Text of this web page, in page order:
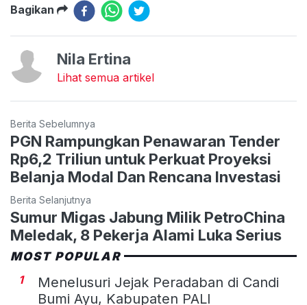
Bagikan
Nila Ertina
Lihat semua artikel
Berita Sebelumnya
PGN Rampungkan Penawaran Tender
Rp6,2 Triliun untuk Perkuat Proyeksi
Belanja Modal Dan Rencana Investasi
Berita Selanjutnya
Sumur Migas Jabung Milik PetroChina
Meledak, 8 Pekerja Alami Luka Serius
MOST POPULAR
1
Menelusuri Jejak Peradaban di Candi
Bumi Ayu, Kabupaten PALI